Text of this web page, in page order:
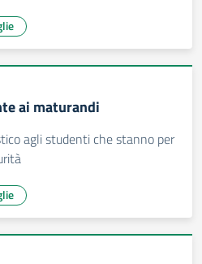
ai maturandi
agli studenti che stanno per